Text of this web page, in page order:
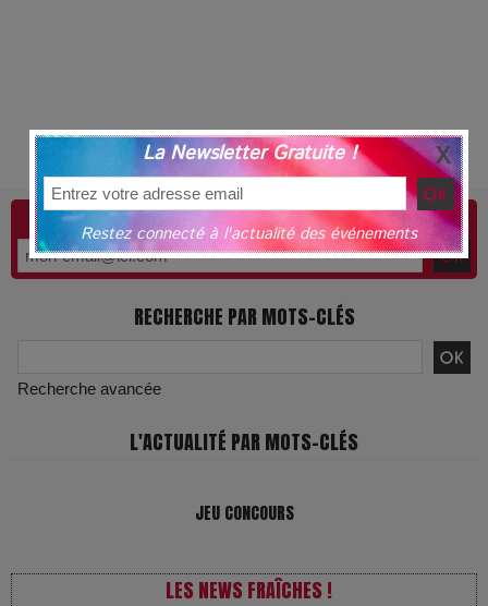
JE RESTE INFORMÉ !
RECHERCHE PAR MOTS-CLÉS
Recherche avancée
L'ACTUALITÉ PAR MOTS-CLÉS
JEU CONCOURS
LES NEWS FRAÎCHES !
La Newsletter Gratuite !
Restez connecté à l'actualité des événements